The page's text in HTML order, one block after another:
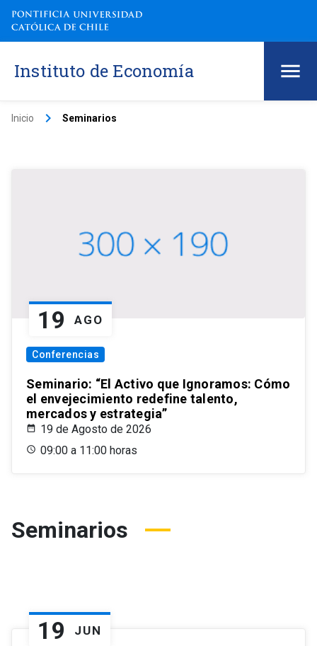
Instituto de Economía
Inicio keyboard_arrow_right Seminarios
19 AGO
Conferencias
Seminario: “El Activo que Ignoramos: Cómo
el envejecimiento redefine talento,
mercados y estrategia”
19 de Agosto de 2026
09:00 a 11:00 horas
Seminarios
19 JUN